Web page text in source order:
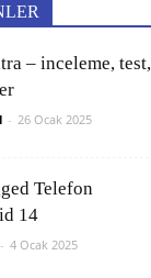
– inceleme, test,
- 26 Ocak 2025
Telefon
14
- 4 Ocak 2025